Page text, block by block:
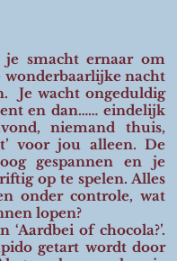
je smacht ernaar om
wonderbaarlijke nacht
Je wacht ongeduldig
en dan…… eindelijk
niemand thuis,
voor jou alleen. De
gespannen en je
op te spelen. Alles
onder controle, wat
lopen?
of chocola?’.
getart wordt door